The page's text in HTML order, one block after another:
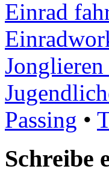
Einrad
Jonglieren
Passing •
Schreibe